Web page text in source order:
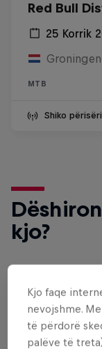
Red Bull
25 Korrik
MTB
Shiko përisëri
kjo?
Bike
Welcome to the
action-packed
shows …
Kjo faqe
nevojshme.
të përdorë
palëve të